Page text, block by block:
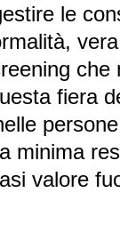
le
fiera
minima
valore